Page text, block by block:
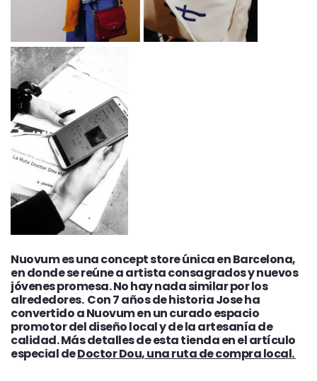
Nuovum es una concept store única en Barcelona,
en donde se reúne a artista consagrados y nuevos
jóvenes promesa. No hay nada similar por los
alrededores. Con 7 años de historia Jose ha
convertido a Nuovum en un curado espacio
promotor del diseño local y de la artesanía de
calidad. Más detalles de esta tienda en el artículo
especial deDoctor Dou, una ruta de compra local.